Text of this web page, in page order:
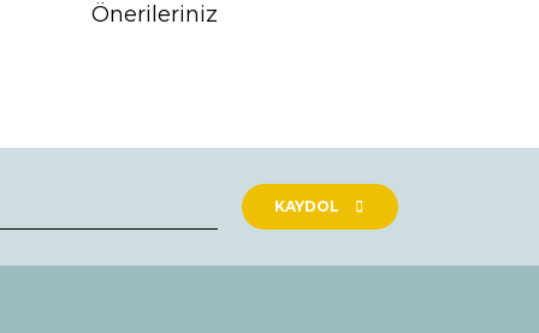
Önerileriniz
KAYDOL